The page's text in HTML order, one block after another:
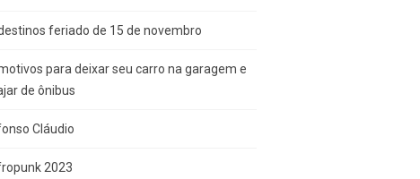
feriado de 15 de novembro
para deixar seu carro na garagem e
de ônibus
Cláudio
2023